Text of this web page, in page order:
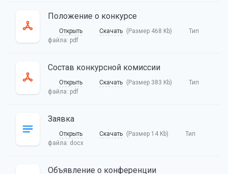
Положение о конкурсе
Открыть Скачать (Размер 468 Kb)
Тип
файла: pdf
Состав конкурсной комиссии
Открыть Скачать (Размер 383 Kb)
Тип
файла: pdf
Заявка
Открыть Скачать (Размер 14 Kb)
Тип
файла: docx
Объявление о конференции